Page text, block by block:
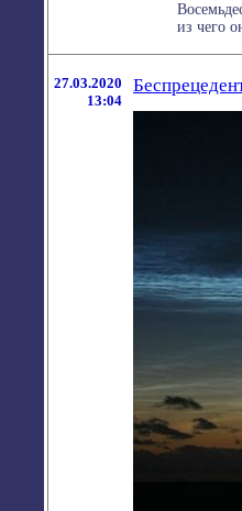
из чего
27.03.2020
13:04